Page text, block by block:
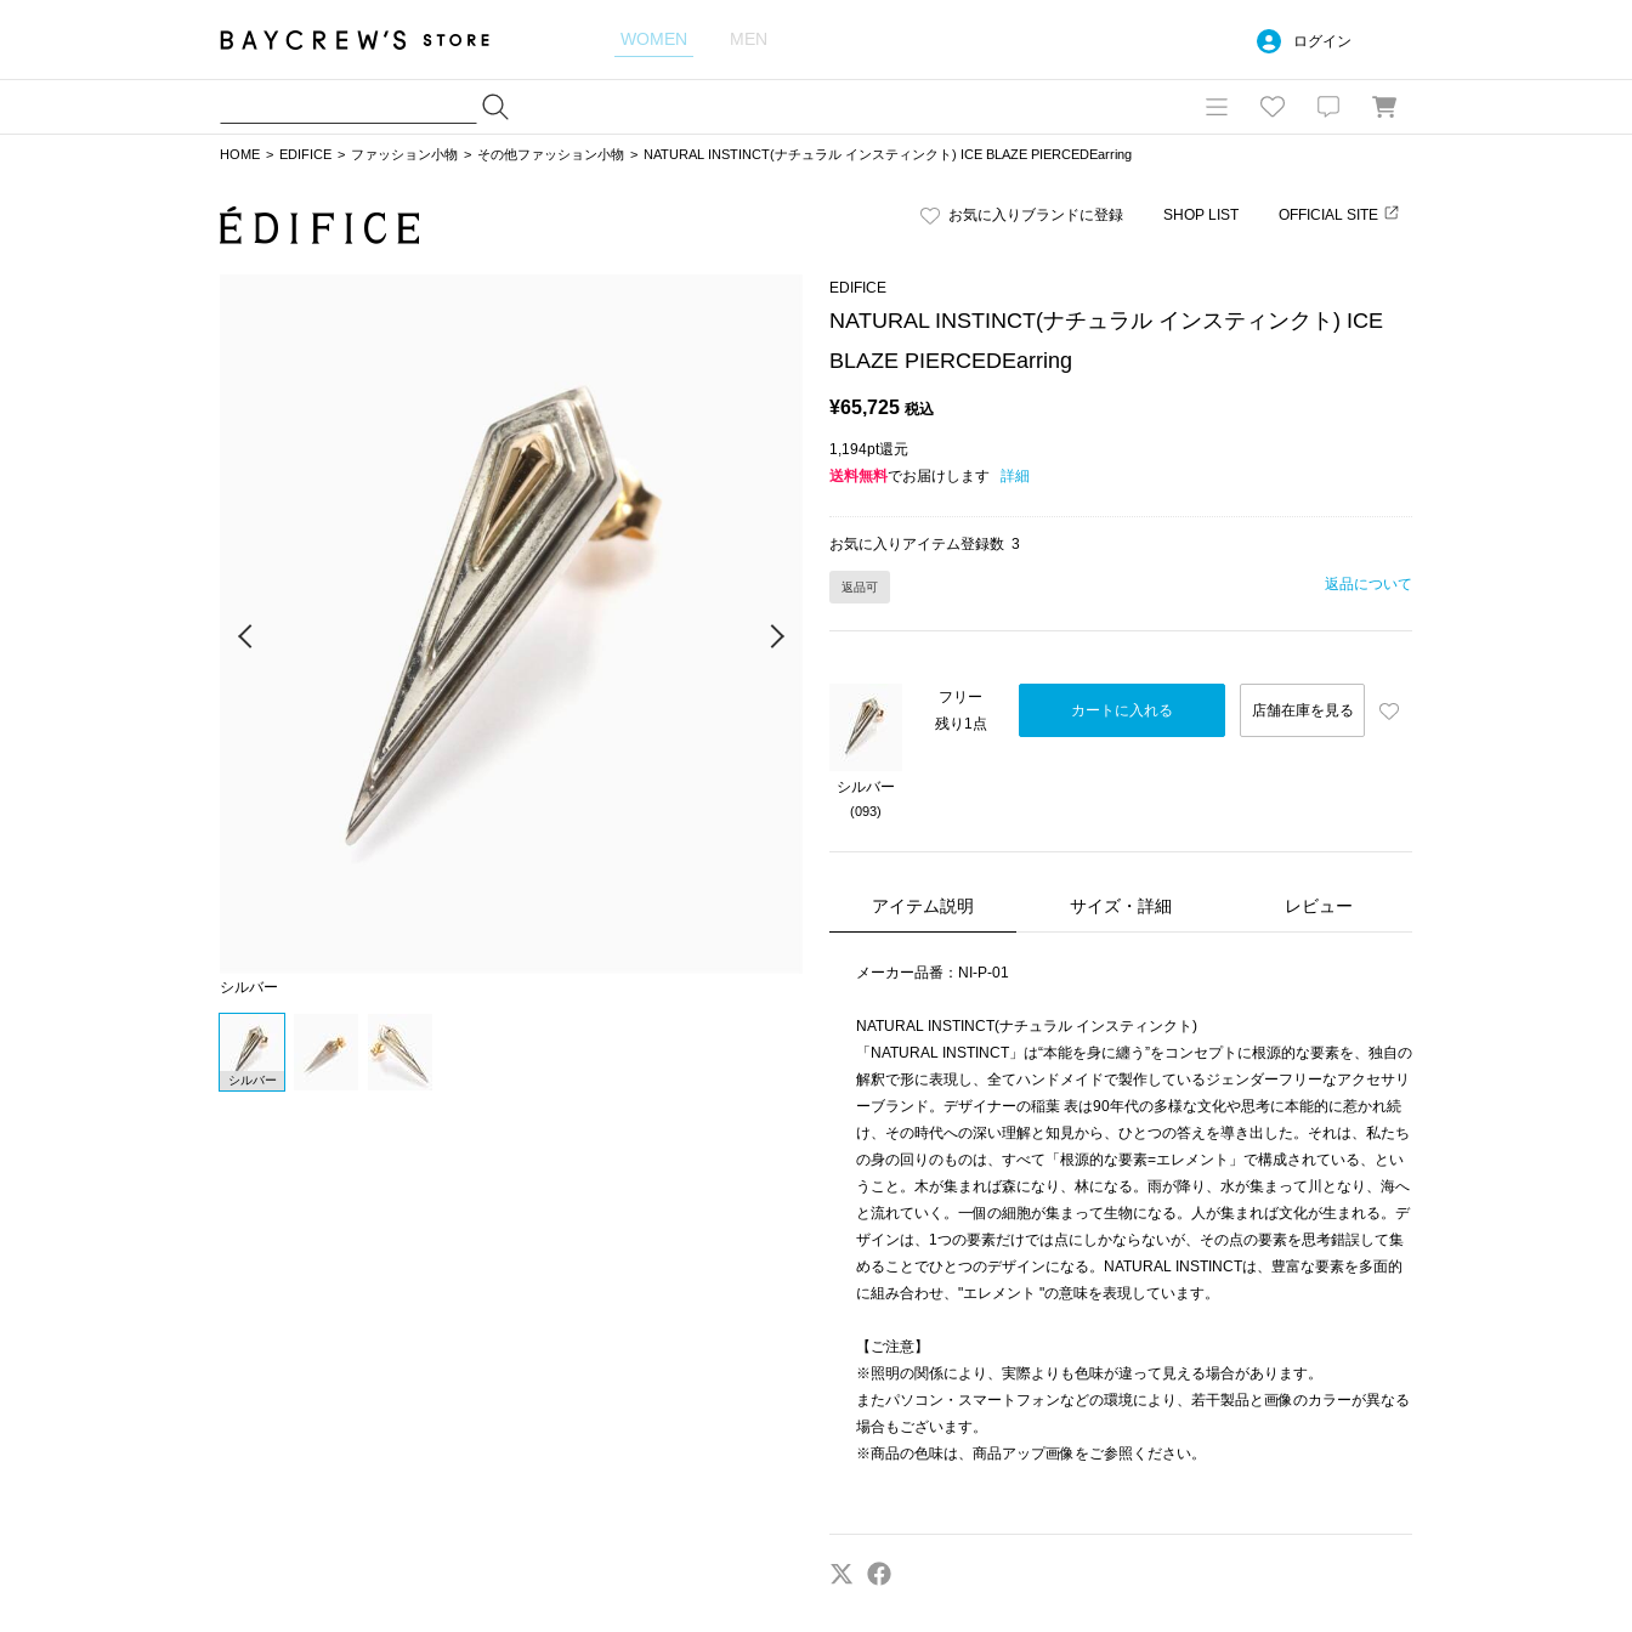
WOMEN MEN ログイン
HOME EDIFICE ファッション小物 その他ファッション小物 NATURAL INSTINCT(ナチュラル インスティンクト) ICE BLAZE PIERCEDEarring
お気に入りブランドに登録 SHOP LIST OFFICIAL SITE
シルバー
シルバー
EDIFICE
NATURAL INSTINCT(ナチュラル インスティンクト) ICE
BLAZE PIERCEDEarring
¥65,725 税込
1,194pt還元
送料無料でお届けします 詳細
お気に入りアイテム登録数 3
返品可 返品について
シルバー
(093)
フリー
残り1点
カートに入れる 店舗在庫を見る
アイテム説明 サイズ・詳細 レビュー
メーカー品番：NI-P-01
NATURAL INSTINCT(ナチュラル インスティンクト)
「NATURAL INSTINCT」は“本能を身に纏う”をコンセプトに根源的な要素を、独自の
解釈で形に表現し、全てハンドメイドで製作しているジェンダーフリーなアクセサリ
ーブランド。デザイナーの稲葉 表は90年代の多様な文化や思考に本能的に惹かれ続
け、その時代への深い理解と知見から、ひとつの答えを導き出した。それは、私たち
の身の回りのものは、すべて「根源的な要素=エレメント」で構成されている、とい
うこと。木が集まれば森になり、林になる。雨が降り、水が集まって川となり、海へ
と流れていく。一個の細胞が集まって生物になる。人が集まれば文化が生まれる。デ
ザインは、1つの要素だけでは点にしかならないが、その点の要素を思考錯誤して集
めることでひとつのデザインになる。NATURAL INSTINCTは、豊富な要素を多面的
に組み合わせ、"エレメント "の意味を表現しています。
【ご注意】
※照明の関係により、実際よりも色味が違って見える場合があります。
またパソコン・スマートフォンなどの環境により、若干製品と画像のカラーが異なる
場合もございます。
※商品の色味は、商品アップ画像をご参照ください。